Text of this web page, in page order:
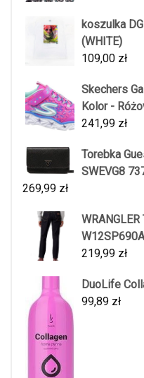
koszulka
(WHITE)
109,00 zł
Skechers
Kolor -
241,99 zł
Torebka
SWEVG8
269,99 zł
W12SP690A
219,99 zł
DuoLife
99,89 zł